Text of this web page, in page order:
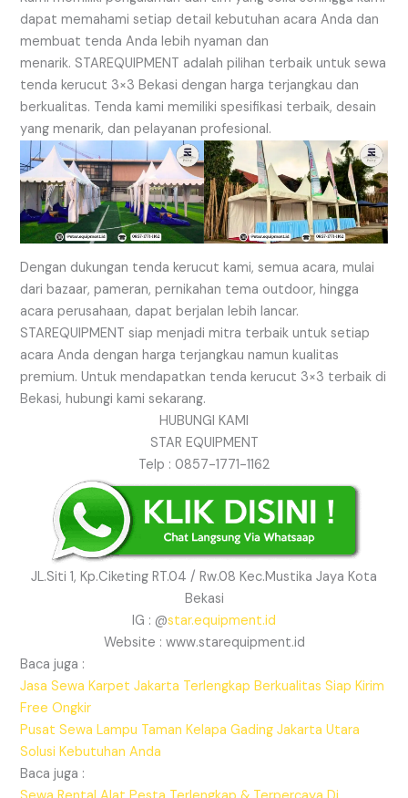
dapat memahami setiap detail kebutuhan acara Anda dan
membuat tenda Anda lebih nyaman dan
menarik. STAREQUIPMENT adalah pilihan terbaik untuk sewa
tenda kerucut 3×3 Bekasi dengan harga terjangkau dan
berkualitas. Tenda kami memiliki spesifikasi terbaik, desain
yang menarik, dan pelayanan profesional.
Dengan dukungan tenda kerucut kami, semua acara, mulai
dari bazaar, pameran, pernikahan tema outdoor, hingga
acara perusahaan, dapat berjalan lebih lancar.
STAREQUIPMENT siap menjadi mitra terbaik untuk setiap
acara Anda dengan harga terjangkau namun kualitas
premium. Untuk mendapatkan tenda kerucut 3×3 terbaik di
Bekasi, hubungi kami sekarang.
HUBUNGI KAMI
STAR EQUIPMENT
Telp : 0857-1771-1162
JL.Siti 1, Kp.Ciketing RT.04 / Rw.08 Kec.Mustika Jaya Kota
Bekasi
IG : @star.equipment.id
Website : www.starequipment.id
Baca juga :
Jasa Sewa Karpet Jakarta Terlengkap Berkualitas Siap Kirim
Free Ongkir
Pusat Sewa Lampu Taman Kelapa Gading Jakarta Utara
Solusi Kebutuhan Anda
Baca juga :